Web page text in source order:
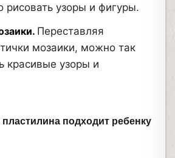
рисовать узоры и фигуры.
Переставляя
мозаики, можно так
красивые узоры и
пластилина подходит ребенку